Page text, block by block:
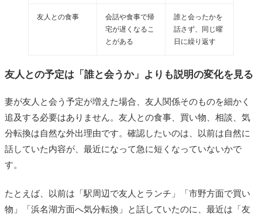
友人との食事
会話や食事で帰
宅が遅くなるこ
とがある
誰と会ったかを
話さず、同じ曜
日に繰り返す
友人との予定は「誰と会うか」よりも説明の変化を見る
妻が友人と会う予定が増えた場合、友人関係そのものを細かく
追及する必要はありません。友人との食事、買い物、相談、気
分転換は自然な外出理由です。確認したいのは、以前は自然に
話していた内容が、最近になって急に短くなっていないかで
す。
たとえば、以前は「駅周辺で友人とランチ」「市野方面で買い
物」「浜名湖方面へ気分転換」と話していたのに、最近は「友